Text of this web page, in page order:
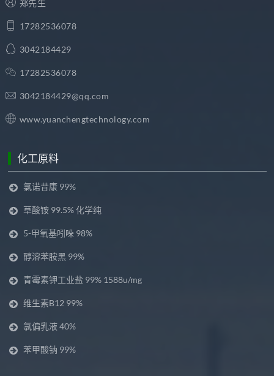
郑先生
17282536078
3042184429
17282536078
3042184429@qq.com
www.yuanchengtechnology.com
化工原料
氯诺昔康 99%
草酸铵 99.5% 化学纯
5-甲氧基吲哚 98%
醇溶苯胺黑 99%
青霉素钾工业盐 99% 1588u/mg
维生素B12 99%
氯偏乳液 40%
苯甲酸钠 99%